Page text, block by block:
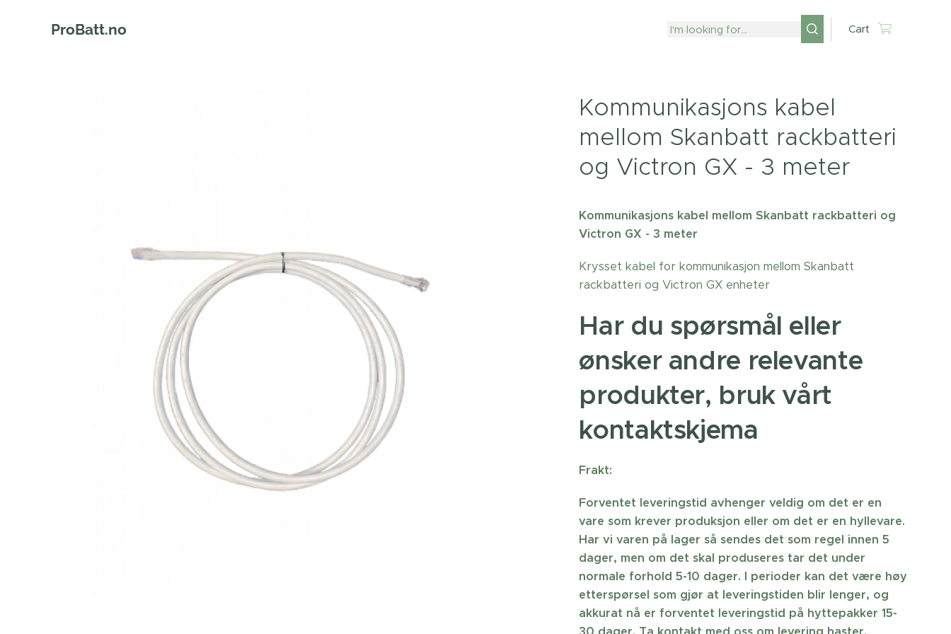
ProBatt.no Cart
Kommunikasjons kabel
mellom Skanbatt rackbatteri
og Victron GX - 3 meter
Kommunikasjons kabel mellom Skanbatt rackbatteri og
Victron GX - 3 meter
Krysset kabel for kommunikasjon mellom Skanbatt
rackbatteri og Victron GX enheter
Har du spørsmål eller
ønsker andre relevante
produkter, bruk vårt
kontaktskjema
Frakt:
Forventet leveringstid avhenger veldig om det er en
vare som krever produksjon eller om det er en hyllevare.
Har vi varen på lager så sendes det som regel innen 5
dager, men om det skal produseres tar det under
normale forhold 5-10 dager. I perioder kan det være høy
etterspørsel som gjør at leveringstiden blir lenger, og
akkurat nå er forventet leveringstid på hyttepakker 15-